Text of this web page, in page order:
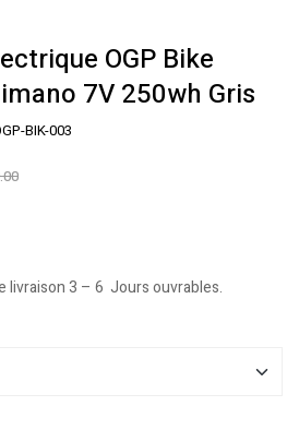
OGP Bike
7V 250wh Gris
BIK-003
livraison 3 – 6 Jours ouvrables.